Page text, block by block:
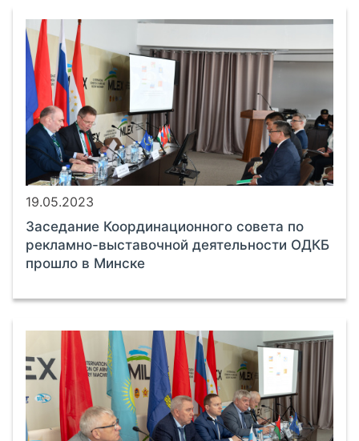
19.05.2023
Заседание Координационного совета по
рекламно-выставочной деятельности ОДКБ
прошло в Минске